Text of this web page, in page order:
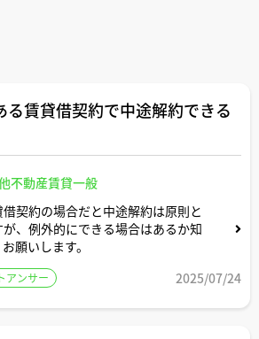
る賃貸借契約で中途解約できる
不動産賃貸一般
契約の場合だと中途解約は原則と
、例外的にできる場合はあるか知
願いします。
アンサー 2025/07/24